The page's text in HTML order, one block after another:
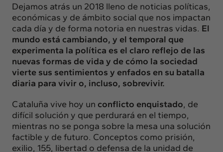
info@intermedia.es +34 934 157 662
Dejamos atrás un 2018 lleno de noticias políticas,
económicas y de ámbito social que nos impactan
cada día y de forma notoria en nuestras vidas. El
mundo está cambiando, y el temporal que
experimenta la política es el claro reflejo de las
nuevas formas de vida y de cómo la sociedad
vierte sus sentimientos y enfados en su batalla
diaria para vivir o, incluso, sobrevivir.
Cataluña vive hoy un conflicto enquistado, de
difícil solución y que perdurará en el tiempo,
mientras no se ponga sobre la mesa una solución
factible y de futuro. Conceptos como prisión,
exilio, 155, libertad o defensa de la unidad de